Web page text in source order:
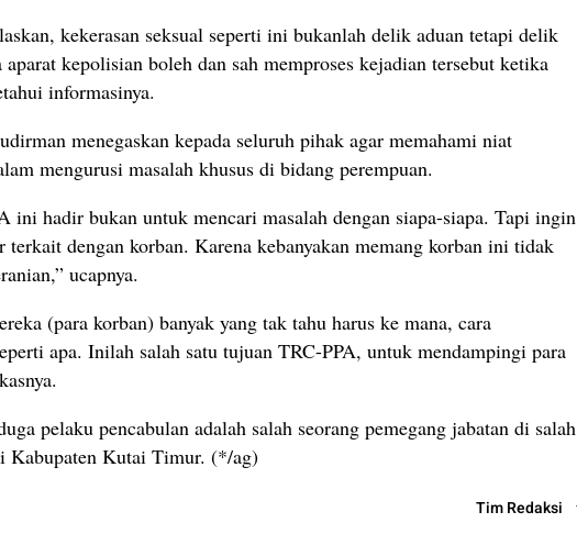
kekerasan seksual seperti ini bukanlah delik aduan tetapi delik
aparat kepolisian boleh dan sah memproses kejadian tersebut ketika
informasinya.
menegaskan kepada seluruh pihak agar memahami niat
mengurusi masalah khusus di bidang perempuan.
ini hadir bukan untuk mencari masalah dengan siapa-siapa. Tapi ingin
terkait dengan korban. Karena kebanyakan memang korban ini tidak
ucapnya.
(para korban) banyak yang tak tahu harus ke mana, cara
apa. Inilah salah satu tujuan TRC-PPA, untuk mendampingi para
pelaku pencabulan adalah salah seorang pemegang jabatan di salah
Kabupaten Kutai Timur. (*/ag)
Tim Redaksi